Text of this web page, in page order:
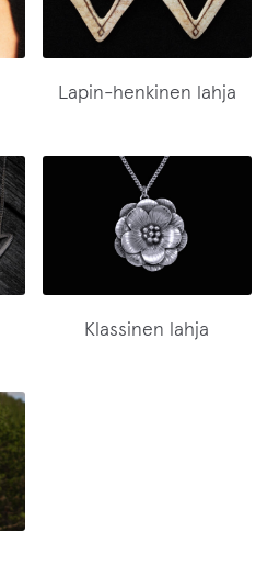
Lapin-henkinen lahja
Klassinen lahja